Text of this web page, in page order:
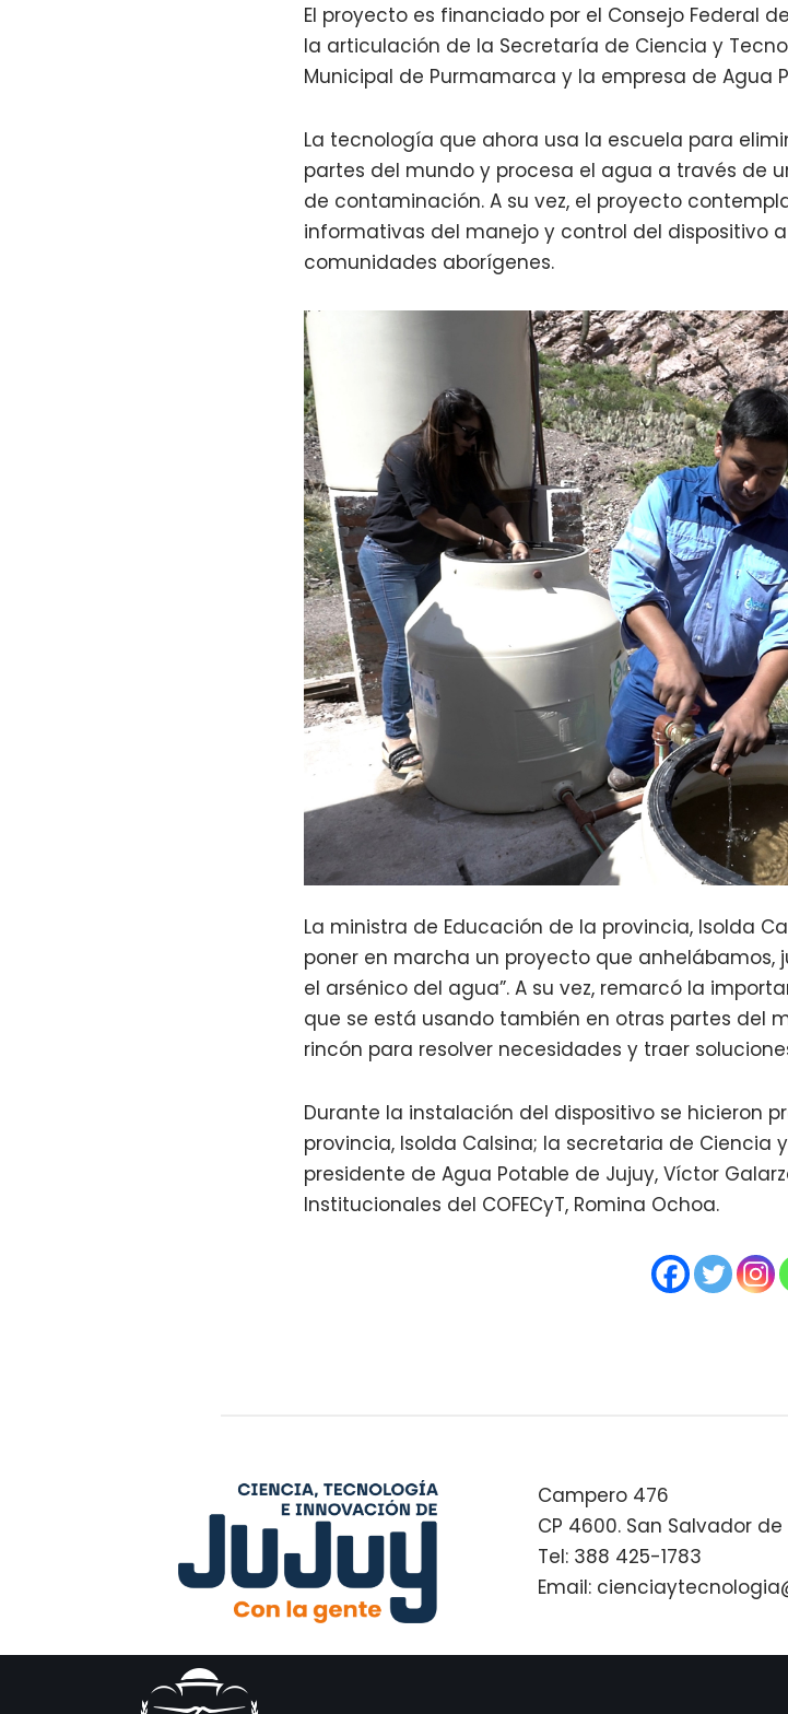
El proyecto es financiado por el Consejo Federal
la articulación de la Secretaría de Ciencia y
Municipal de Purmamarca y la empresa de Agua
La tecnología que ahora usa la escuela para
partes del mundo y procesa el agua a través de
de contaminación. A su vez, el proyecto
informativas del manejo y control del dispositivo
comunidades aborígenes.
La ministra de Educación de la provincia, Isolda
poner en marcha un proyecto que anhelábamos,
el arsénico del agua”. A su vez, remarcó la
que se está usando también en otras partes del
rincón para resolver necesidades y traer
Durante la instalación del dispositivo se hicieron
provincia, Isolda Calsina; la secretaria de Ciencia
presidente de Agua Potable de Jujuy, Víctor
Institucionales del COFECyT, Romina Ochoa.
Campero 476
CP 4600. San Salvador
Tel: 388 425-1783
Email: